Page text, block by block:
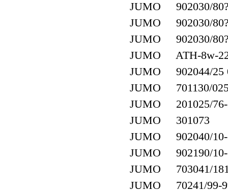
JUMO 902030/
JUMO 902030/
JUMO 902030/
JUMO ATH-8w-22
JUMO 902044/25
JUMO 701130/
JUMO 201025/76-
JUMO 301073
JUMO 902040/10-
JUMO 902190/10-
JUMO 703041/
JUMO 70241/99-